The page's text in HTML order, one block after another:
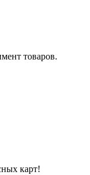
товаров.
карт!